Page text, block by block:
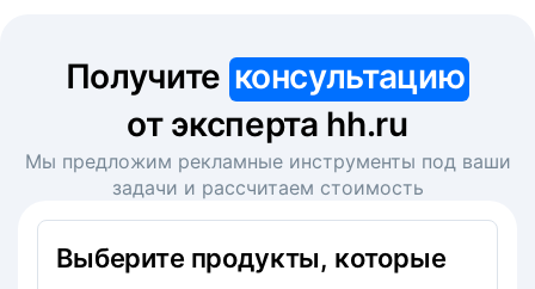
Получите консультацию
от эксперта hh.ru
Мы предложим рекламные инструменты под ваши
задачи и рассчитаем стоимость
Выберите продукты, которые